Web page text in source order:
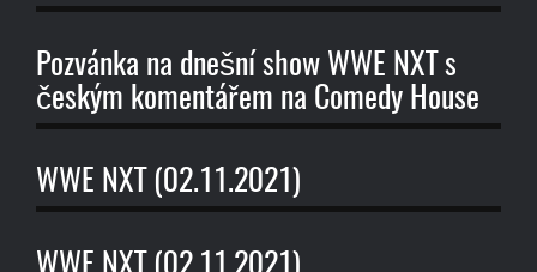
Pozvánka na dnešní show WWE NXT s
českým komentářem na Comedy House
WWE NXT (02.11.2021)
WWE NXT (02.11.2021)